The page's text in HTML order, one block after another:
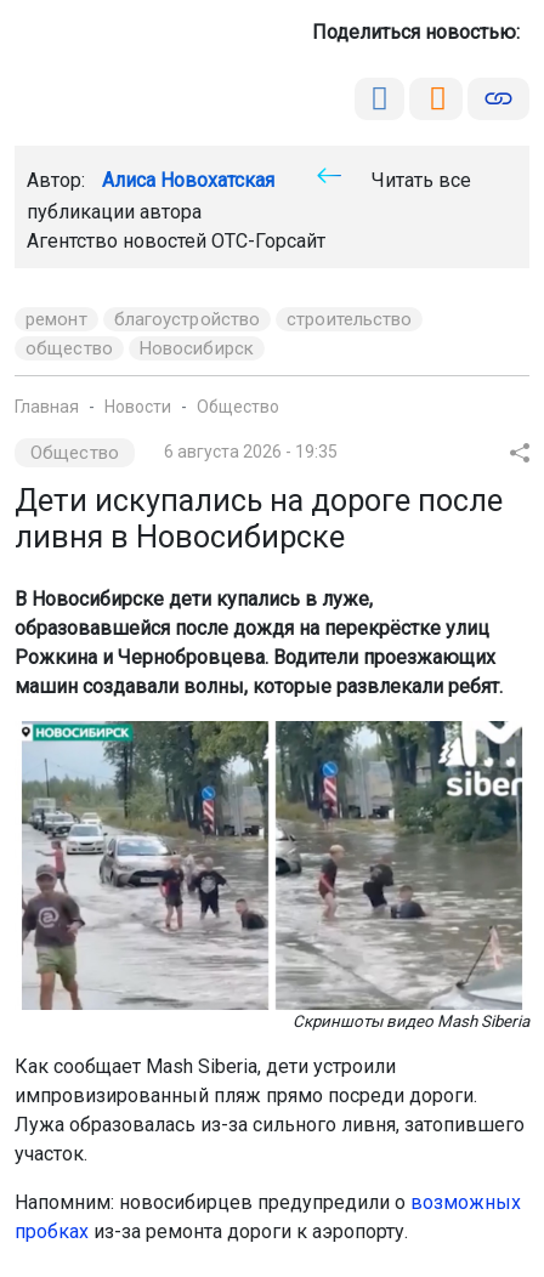
Поделиться новостью:
Автор: Алиса Новохатская
Читать все
публикации автора
Агентство новостей ОТС-Горсайт
ремонт благоустройство
строительство
общество
Новосибирск
Главная Новости Общество
Общество 6 августа 2026 - 19:35
Дети искупались на дороге после
ливня в Новосибирске
В Новосибирске дети купались в луже,
образовавшейся после дождя на перекрёстке улиц
Рожкина и Чернобровцева. Водители проезжающих
машин создавали волны, которые развлекали ребят.
Скриншоты видео Mash Siberia
Как сообщает Mash Siberia, дети устроили
импровизированный пляж прямо посреди дороги.
Лужа образовалась из-за сильного ливня, затопившего
участок.
Напомним: новосибирцев предупредили о возможных
пробках из-за ремонта дороги к аэропорту.